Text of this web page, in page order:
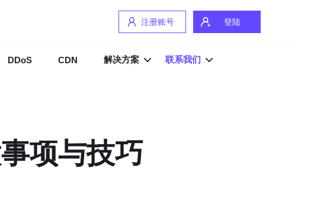
注册账号 登陆
DDoS CDN 解决方案 联系我们
项与技巧